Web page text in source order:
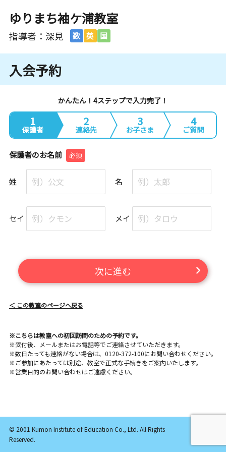
ゆりまち袖ケ浦教室
指導者：深見 数 英 国
入会予約
かんたん！4ステップで入力完了！
1
保護者
2
連絡先
3
お子さま
4
ご質問
保護者のお名前 必須
姓 名
セイ メイ
次に進む
＜ この教室のページへ戻る
※こちらは教室への初回訪問のための予約です。
※受付後、メールまたはお電話等でご連絡させていただきます。
※数日たっても連絡がない場合は、0120-372-100にお問い合わせください。
※ご参加にあたっては別途、教室で正式な手続きをご案内いたします。
※営業目的のお問い合わせはご遠慮ください。
© 2001 Kumon Institute of Education Co., Ltd. All Rights
Reserved.